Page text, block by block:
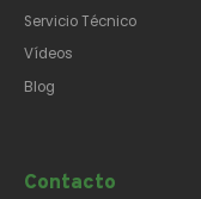
Servicio Técnico
Vídeos
Blog
Contacto​